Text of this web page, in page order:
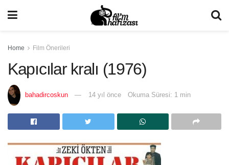
Home Film Önerileri
Kapıcılar kralı (1976)
bahadircoskun 14 yıl önce Okuma Süresi: 1 min